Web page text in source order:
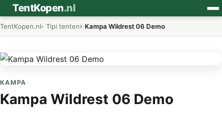
TentKopen.nl
TentKopen.nl Tipi tenten Kampa Wildrest 06 Demo
KAMPA
Kampa Wildrest 06 Demo